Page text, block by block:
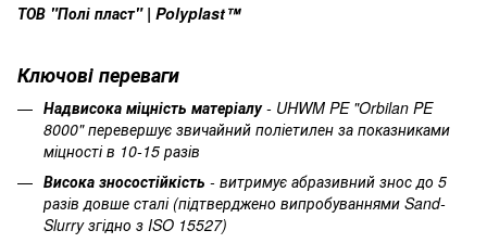
ТОВ "Полі пласт" | Polyplast™
Ключові переваги
Надвисока міцність матеріалу- UHWM PE "Orbilan PE
8000" перевершує звичайний поліетилен за показниками
міцності в 10-15 разів
Висока зносостійкість - витримує абразивний знос до 5
разів довше сталі (підтверджено випробуваннями Sand-
Slurry згідно з ISO 15527)